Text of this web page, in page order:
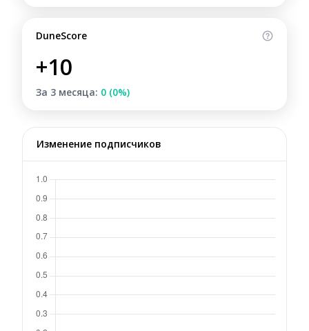
DuneScore
+10
За 3 месяца: 0 (0%)
Изменение подписчиков